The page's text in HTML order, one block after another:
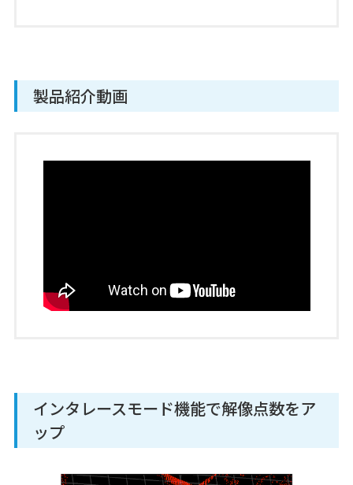
製品紹介動画
インタレースモード機能で解像点数をア
ップ